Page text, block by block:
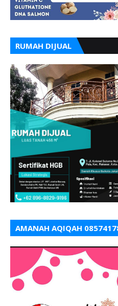
RUMAH DIJUAL
AMANAH AQIQAH